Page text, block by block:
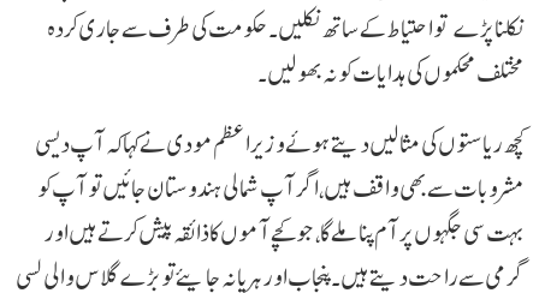
نکلنا پڑے تو احتیاط کے ساتھ نکلیں۔ حکومت کی طرف سے جاری کردہ
مختلف محکموں کی ہدایات کو نہ بھولیں۔
کچھ ریاستوں کی مثالیں دیتے ہوئے وزیر اعظم مودی نے کہا کہ آپ دیسی
مشروبات سے بھی واقف ہیں، اگر آپ شمالی ہندوستان جائیں تو آپ کو
بہت سی جگہوں پر آم پنا ملے گا، جو کچے آموں کا ذائقہ پیش کرتے ہیں اور
گرمی سے راحت دیتے ہیں۔ پنجاب اور ہریانہ جایئے تو بڑے گلاس والی لسی